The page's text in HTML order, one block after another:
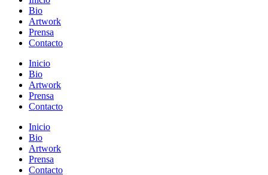
Bio
Artwork
Prensa
Contacto
Inicio
Bio
Artwork
Prensa
Contacto
Inicio
Bio
Artwork
Prensa
Contacto